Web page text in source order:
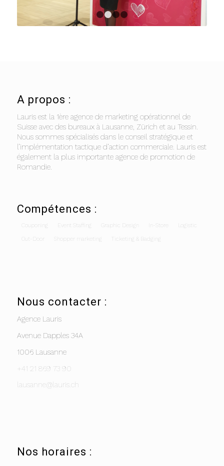
1
A propos :
Lauris est la 1ère agence de marketing opérationnel de
Suisse avec des bureaux à Lausanne, Zürich et au Tessin.
Nous sommes spécialisés dans le conseil stratégique et
l’implémentation tactique d’action commerciale. Lauris est
également la plus importante agence de promotion de
Romandie.
Compétences :
Couponing Event Staffing Graphic Design In-Store Logistic
Out-Door Shopper marketing Ticketing & Badging
Nous contacter :
Agence Lauris
Avenue Dapples 34A
1006 Lausanne
+41 21 869 73 90
lausanne@lauris.ch
Nos horaires :